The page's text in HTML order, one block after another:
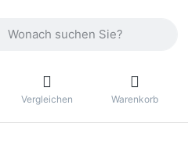
Vergleichen Warenkorb